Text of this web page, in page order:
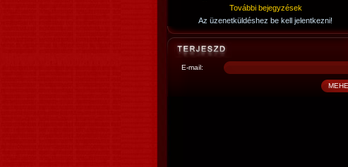
További bejegyzések
Az üzenetküldéshez be kell jelentkezni!
E-mail: